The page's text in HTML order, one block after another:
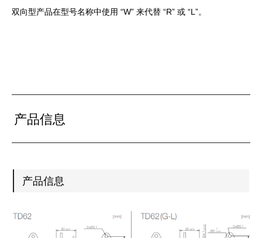
双向型产品在型号名称中使用 “W” 来代替 “R” 或 “L”。
产品信息
产品信息